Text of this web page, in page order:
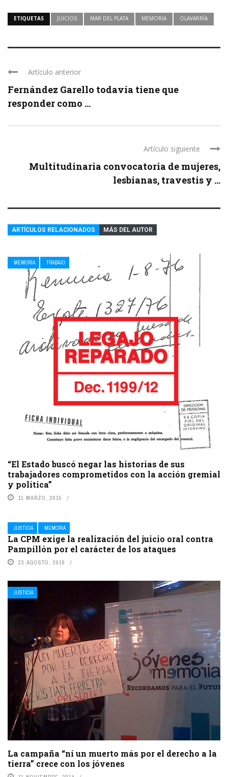
ETIQUETAS JUICIOS MAR DEL PLATA MEMORIA OLAVARRÍA
Artículo anterior
Fernández Garello todavía tiene que
responder como ...
Artículo siguiente
Multitudinaria convocatoria de mujeres,
lesbianas, travestis y ...
ARTÍCULOS RELACIONADOS MÁS DEL AUTOR
MEMORIA TRABAJO
“El Estado buscó negar las historias de sus
trabajadores comprometidos con la acción gremial
y política”
11 MARZO, 2015
JUSTICIA MEMORIA
La CPM exige la realización del juicio oral contra
Pampillón por el carácter de los ataques
23 AGOSTO, 2016
JUSTICIA
La campaña “ni un muerto más por el derecho a la
tierra” crece con los jóvenes